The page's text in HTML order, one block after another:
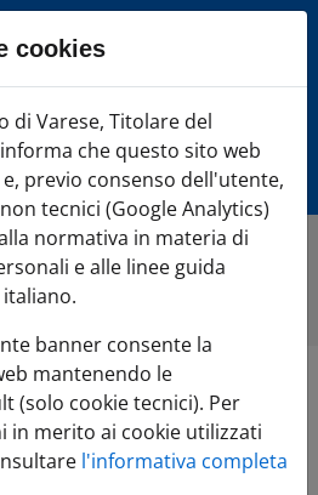
blocchi
alle informazioni correlate
Varese
»TUTELA l'impresa»
cookies
di Varese, Titolare del
che questo sito web
previo consenso dell'utente,
tecnici (Google Analytics)
normativa in materia di
e alle linee guida
banner consente la
mantenendo le
(solo cookie tecnici). Per
in merito ai cookie utilizzati
l'informativa completa